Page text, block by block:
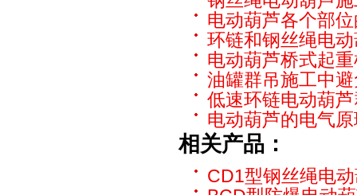
电动葫芦各个部
环链和钢丝绳电
电动葫芦桥式起
油罐群吊施工中
低速环链电动葫
电动葫芦的电气
相关产品：
CD1型钢丝绳电